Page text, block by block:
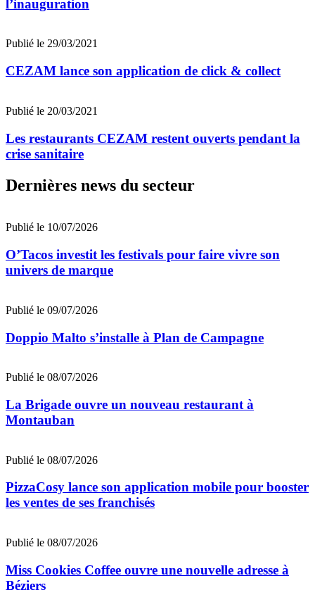
l’inauguration
Publié le 29/03/2021
CEZAM lance son application de click & collect
Publié le 20/03/2021
Les restaurants CEZAM restent ouverts pendant la
crise sanitaire
Dernières news du secteur
Publié le 10/07/2026
O’Tacos investit les festivals pour faire vivre son
univers de marque
Publié le 09/07/2026
Doppio Malto s’installe à Plan de Campagne
Publié le 08/07/2026
La Brigade ouvre un nouveau restaurant à
Montauban
Publié le 08/07/2026
PizzaCosy lance son application mobile pour booster
les ventes de ses franchisés
Publié le 08/07/2026
Miss Cookies Coffee ouvre une nouvelle adresse à
Béziers